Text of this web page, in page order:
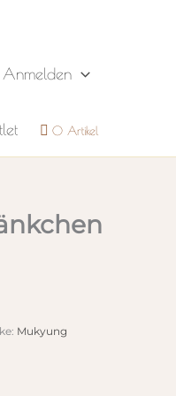
Anmelden
0 Artikel
Mukyung